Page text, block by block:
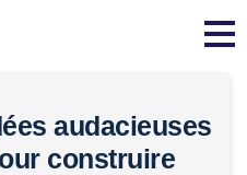
audacieuses
construire